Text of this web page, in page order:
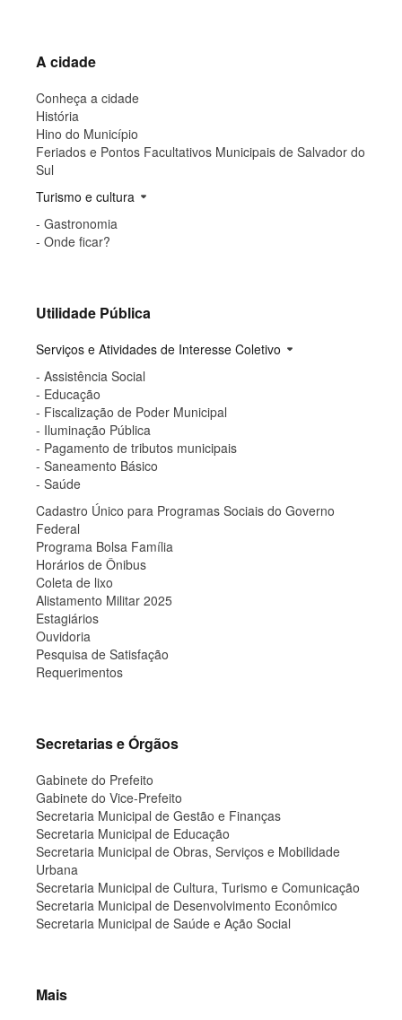
A cidade
Conheça a cidade
História
Hino do Município
Feriados e Pontos Facultativos Municipais de Salvador do
Sul
Turismo e cultura arrow_drop_down
- Gastronomia
- Onde ficar?
Utilidade Pública
Serviços e Atividades de Interesse Coletivo arrow_drop_down
- Assistência Social
- Educação
- Fiscalização de Poder Municipal
- Iluminação Pública
- Pagamento de tributos municipais
- Saneamento Básico
- Saúde
Cadastro Único para Programas Sociais do Governo
Federal
Programa Bolsa Família
Horários de Ônibus
Coleta de lixo
Alistamento Militar 2025
Estagiários
Ouvidoria
Pesquisa de Satisfação
Requerimentos
Secretarias e Órgãos
Gabinete do Prefeito
Gabinete do Vice-Prefeito
Secretaria Municipal de Gestão e Finanças
Secretaria Municipal de Educação
Secretaria Municipal de Obras, Serviços e Mobilidade
Urbana
Secretaria Municipal de Cultura, Turismo e Comunicação
Secretaria Municipal de Desenvolvimento Econômico
Secretaria Municipal de Saúde e Ação Social
Mais